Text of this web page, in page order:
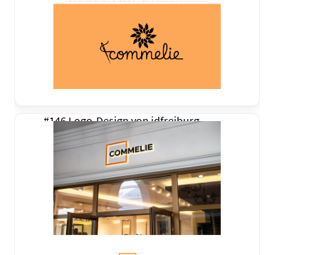
#146 Logo-Design vonidfreiburg